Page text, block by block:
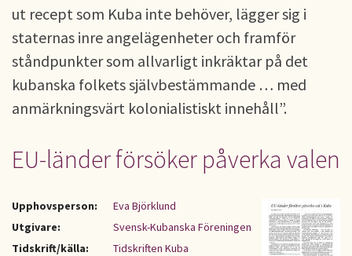
ut recept som Kuba inte behöver, lägger sig i
staternas inre angelägenheter och framför
ståndpunkter som allvarligt inkräktar på det
kubanska folkets självbestämmande … med
anmärkningsvärt kolonialistiskt innehåll”.
EU-länder försöker påverka valen
Upphovsperson:
Eva Björklund
Utgivare:
Svensk-Kubanska Föreningen
Tidskrift/källa:
Tidskriften Kuba